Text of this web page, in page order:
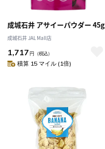
成城石井 アサイーパウダー 45g
成城石井 JAL Mall店
1,717 円 （税込）
積算 15 マイル (1倍)